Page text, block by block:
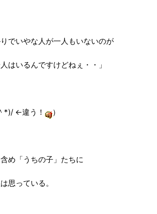
でいやな人が一人もいないのが
はいるんですけどねぇ・・」
*)/ ←違う！ ）
め「うちの子」たちに
思っている。